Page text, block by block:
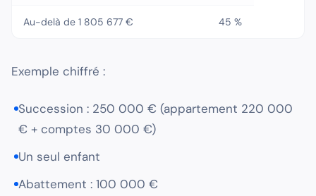
Au-delà de 1 805 677 € 45 %
Exemple chiffré :
Succession : 250 000 € (appartement 220 000
€ + comptes 30 000 €)
Un seul enfant
Abattement : 100 000 €